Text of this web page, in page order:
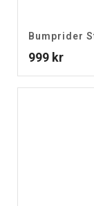
Bumprider
999 kr